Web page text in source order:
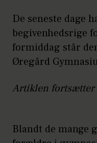
De seneste dage
begivenhedsrige
formiddag står
Øregård
Artiklen fortsætter
Blandt de mange